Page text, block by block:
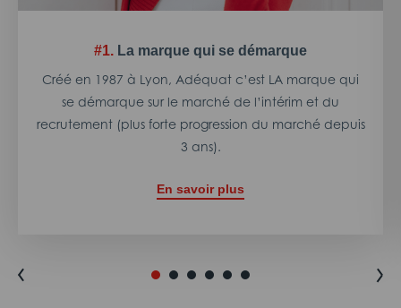
#1. La marque qui se démarque
Créé en 1987 à Lyon, Adéquat c’est LA marque qui
se démarque sur le marché de l’intérim et du
recrutement (plus forte progression du marché depuis
3 ans).
En savoir plus